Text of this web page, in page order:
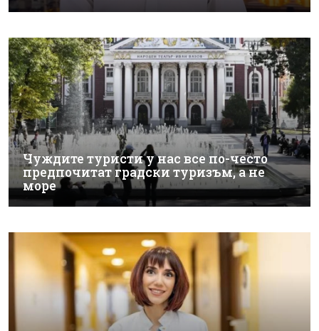
Чуждите туристи у нас все по-често
предпочитат градски туризъм, а не
море